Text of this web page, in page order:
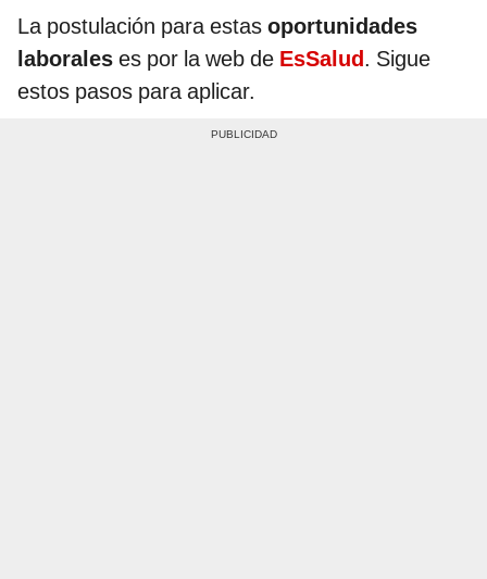
La postulación para estas oportunidades
laborales es por la web de EsSalud. Sigue
estos pasos para aplicar.